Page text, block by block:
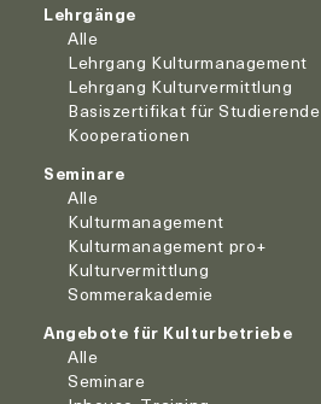
Lehrgänge
Alle
Lehrgang Kulturmanagement
Lehrgang Kulturvermittlung
Basiszertifikat für Studierende
Kooperationen
Seminare
Alle
Kulturmanagement
Kulturmanagement pro+
Kulturvermittlung
Sommerakademie
Angebote für Kulturbetriebe
Alle
Seminare